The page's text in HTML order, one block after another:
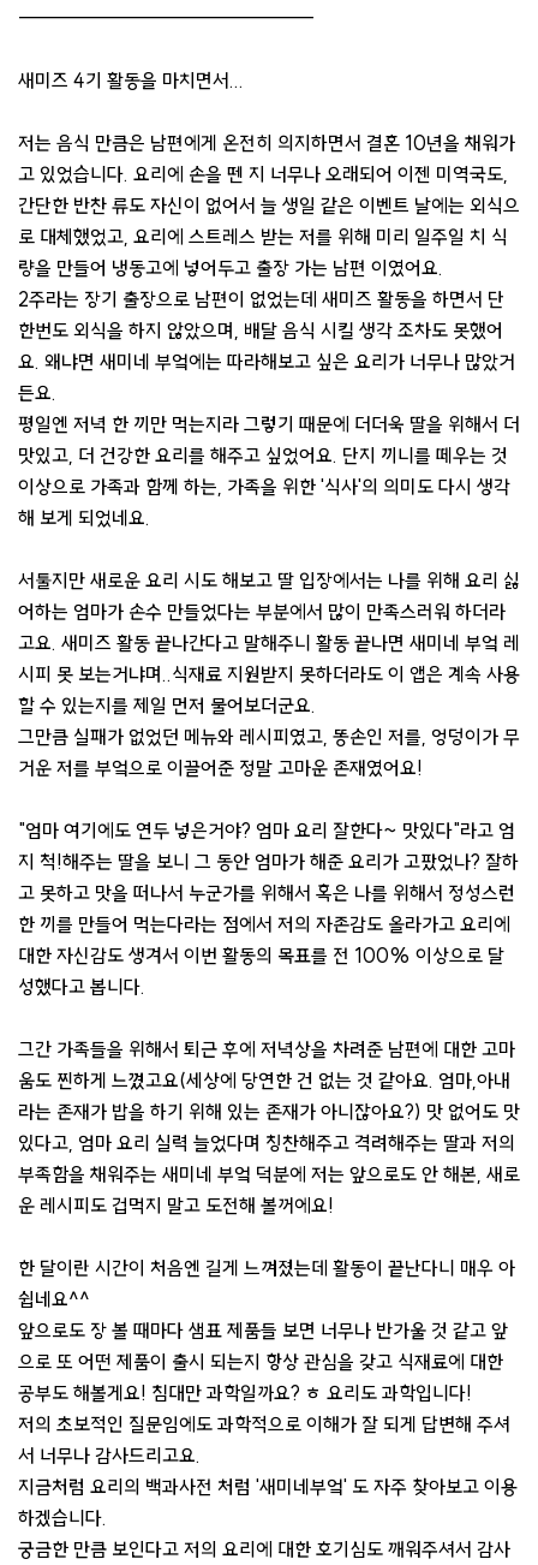
-----------------------------------
새미즈 4기 활동을 마치면서...
저는 음식 만큼은 남편에게 온전히 의지하면서 결혼 10년을 채워가
고 있었습니다. 요리에 손을 뗀 지 너무나 오래되어 이젠 미역국도,
간단한 반찬 류도 자신이 없어서 늘 생일 같은 이벤트 날에는 외식으
로 대체했었고, 요리에 스트레스 받는 저를 위해 미리 일주일 치 식
량을 만들어 냉동고에 넣어두고 출장 가는 남편 이였어요.
2주라는 장기 출장으로 남편이 없었는데 새미즈 활동을 하면서 단
한번도 외식을 하지 않았으며, 배달 음식 시킬 생각 조차도 못했어
요. 왜냐면 새미네 부엌에는 따라해보고 싶은 요리가 너무나 많았거
든요.
평일엔 저녁 한 끼만 먹는지라 그렇기 때문에 더더욱 딸을 위해서 더
맛있고, 더 건강한 요리를 해주고 싶었어요. 단지 끼니를 떼우는 것
이상으로 가족과 함께 하는, 가족을 위한 '식사'의 의미도 다시 생각
해 보게 되었네요.
서툴지만 새로운 요리 시도 해보고 딸 입장에서는 나를 위해 요리 싫
어하는 엄마가 손수 만들었다는 부분에서 많이 만족스러워 하더라
고요. 새미즈 활동 끝나간다고 말해주니 활동 끝나면 새미네 부엌 레
시피 못 보는거냐며..식재료 지원받지 못하더라도 이 앱은 계속 사용
할 수 있는지를 제일 먼저 물어보더군요.
그만큼 실패가 없었던 메뉴와 레시피였고, 똥손인 저를, 엉덩이가 무
거운 저를 부엌으로 이끌어준 정말 고마운 존재였어요!
"엄마 여기에도 연두 넣은거야? 엄마 요리 잘한다~ 맛있다"라고 엄
지 척!해주는 딸을 보니 그 동안 엄마가 해준 요리가 고팠었나? 잘하
고 못하고 맛을 떠나서 누군가를 위해서 혹은 나를 위해서 정성스런
한 끼를 만들어 먹는다라는 점에서 저의 자존감도 올라가고 요리에
대한 자신감도 생겨서 이번 활동의 목표를 전 100% 이상으로 달
성했다고 봅니다.
그간 가족들을 위해서 퇴근 후에 저녁상을 차려준 남편에 대한 고마
움도 찐하게 느꼈고요(세상에 당연한 건 없는 것 같아요. 엄마,아내
라는 존재가 밥을 하기 위해 있는 존재가 아니잖아요?) 맛 없어도 맛
있다고, 엄마 요리 실력 늘었다며 칭찬해주고 격려해주는 딸과 저의
부족함을 채워주는 새미네 부엌 덕분에 저는 앞으로도 안 해본, 새로
운 레시피도 겁먹지 말고 도전해 볼꺼에요!
한 달이란 시간이 처음엔 길게 느껴졌는데 활동이 끝난다니 매우 아
쉽네요^^
앞으로도 장 볼 때마다 샘표 제품들 보면 너무나 반가울 것 같고 앞
으로 또 어떤 제품이 출시 되는지 항상 관심을 갖고 식재료에 대한
공부도 해볼게요! 침대만 과학일까요? ㅎ 요리도 과학입니다!
저의 초보적인 질문임에도 과학적으로 이해가 잘 되게 답변해 주셔
서 너무나 감사드리고요.
지금처럼 요리의 백과사전 처럼 '새미네부엌' 도 자주 찾아보고 이용
하겠습니다.
궁금한 만큼 보인다고 저의 요리에 대한 호기심도 깨워주셔서 감사